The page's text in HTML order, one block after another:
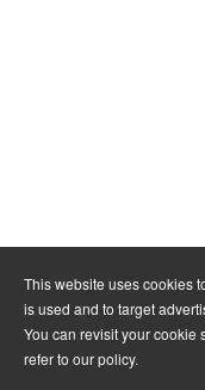
This website uses cookies
is used and to target
You can revisit your cookie
refer to our policy.